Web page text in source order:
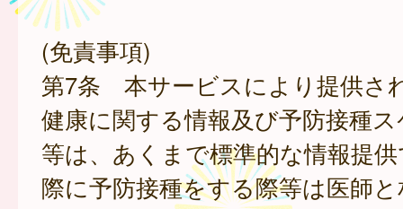
(免責事項)
第7条 本サービスにより提供さ
健康に関する情報及び予防接種
等は、あくまで標準的な情報提
際に予防接種をする際等は医師